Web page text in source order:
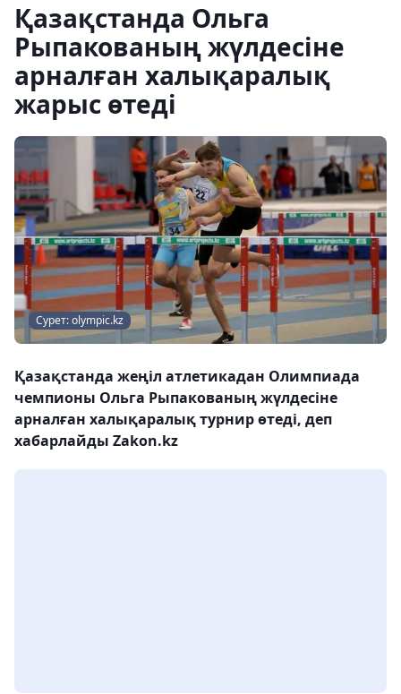
Қазақстанда Ольга
Рыпакованың жүлдесіне
арналған халықаралық
жарыс өтеді
Сурет: olympic.kz
Қазақстанда жеңіл атлетикадан Олимпиада
чемпионы Ольга Рыпакованың жүлдесіне
арналған халықаралық турнир өтеді, деп
хабарлайды Zakon.kz